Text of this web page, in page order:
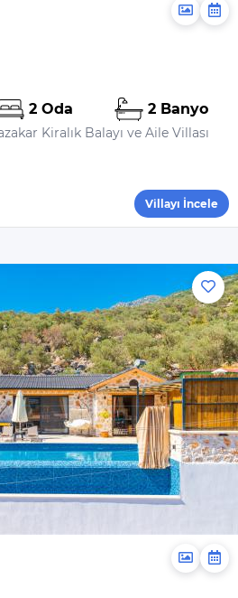
2 Oda 2 Banyo
Kiralık Balayı ve Aile Villası
Villayı İncele